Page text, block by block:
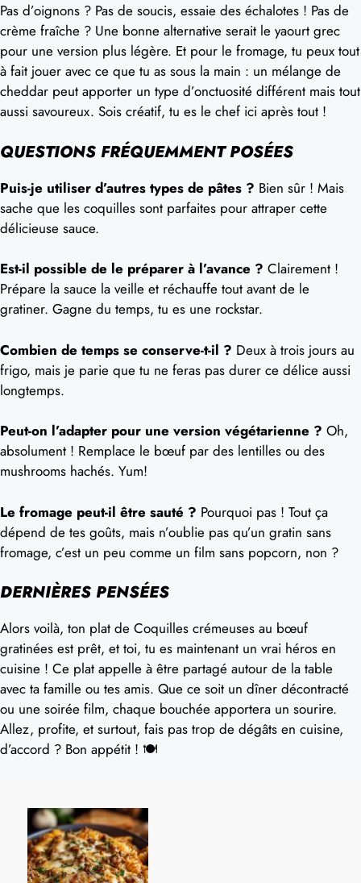
Pas d’oignons ? Pas de soucis, essaie des échalotes ! Pas de
crème fraîche ? Une bonne alternative serait le yaourt grec
pour une version plus légère. Et pour le fromage, tu peux tout
à fait jouer avec ce que tu as sous la main : un mélange de
cheddar peut apporter un type d’onctuosité différent mais tout
aussi savoureux. Sois créatif, tu es le chef ici après tout !
QUESTIONS FRÉQUEMMENT POSÉES
Puis-je utiliser d’autres types de pâtes ? Bien sûr ! Mais
sache que les coquilles sont parfaites pour attraper cette
délicieuse sauce.
Est-il possible de le préparer à l’avance ? Clairement !
Prépare la sauce la veille et réchauffe tout avant de le
gratiner. Gagne du temps, tu es une rockstar.
Combien de temps se conserve-t-il ? Deux à trois jours au
frigo, mais je parie que tu ne feras pas durer ce délice aussi
longtemps.
Peut-on l’adapter pour une version végétarienne ? Oh,
absolument ! Remplace le bœuf par des lentilles ou des
mushrooms hachés. Yum!
Le fromage peut-il être sauté ? Pourquoi pas ! Tout ça
dépend de tes goûts, mais n’oublie pas qu’un gratin sans
fromage, c’est un peu comme un film sans popcorn, non ?
DERNIÈRES PENSÉES
Alors voilà, ton plat de Coquilles crémeuses au bœuf
gratinées est prêt, et toi, tu es maintenant un vrai héros en
cuisine ! Ce plat appelle à être partagé autour de la table
avec ta famille ou tes amis. Que ce soit un dîner décontracté
ou une soirée film, chaque bouchée apportera un sourire.
Allez, profite, et surtout, fais pas trop de dégâts en cuisine,
d’accord ? Bon appétit ! 🍽️